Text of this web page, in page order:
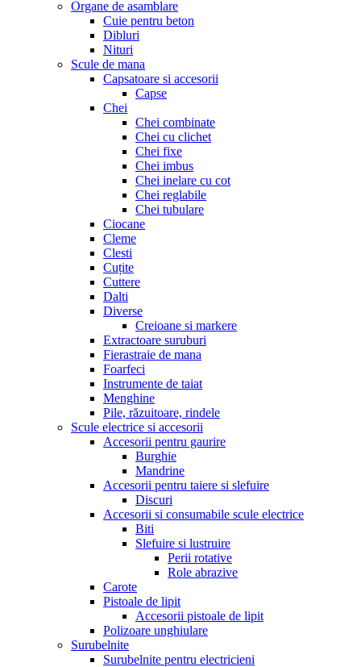
Organe de asamblare
Cuie pentru beton
Dibluri
Nituri
Scule de mana
Capsatoare si accesorii
Capse
Chei
Chei combinate
Chei cu clichet
Chei fixe
Chei imbus
Chei inelare cu cot
Chei reglabile
Chei tubulare
Ciocane
Cleme
Clesti
Cuțite
Cuttere
Dalti
Diverse
Creioane si markere
Extractoare suruburi
Fierastraie de mana
Foarfeci
Instrumente de taiat
Menghine
Pile, răzuitoare, rindele
Scule electrice si accesorii
Accesorii pentru gaurire
Burghie
Mandrine
Accesorii pentru taiere si slefuire
Discuri
Accesorii si consumabile scule electrice
Biti
Slefuire si lustruire
Perii rotative
Role abrazive
Carote
Pistoale de lipit
Accesorii pistoale de lipit
Polizoare unghiulare
Surubelnite
Surubelnite pentru electricieni